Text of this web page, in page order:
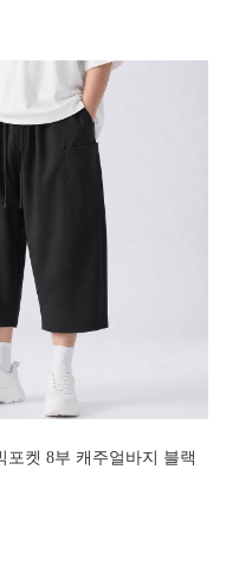
포켓 8부 캐주얼바지 블랙